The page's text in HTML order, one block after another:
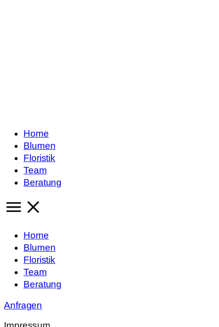
Home
Blumen
Floristik
Team
Beratung
Home
Blumen
Floristik
Team
Beratung
Anfragen